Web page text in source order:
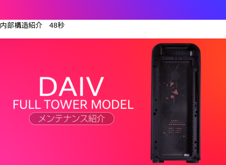
内部構造紹介 48秒